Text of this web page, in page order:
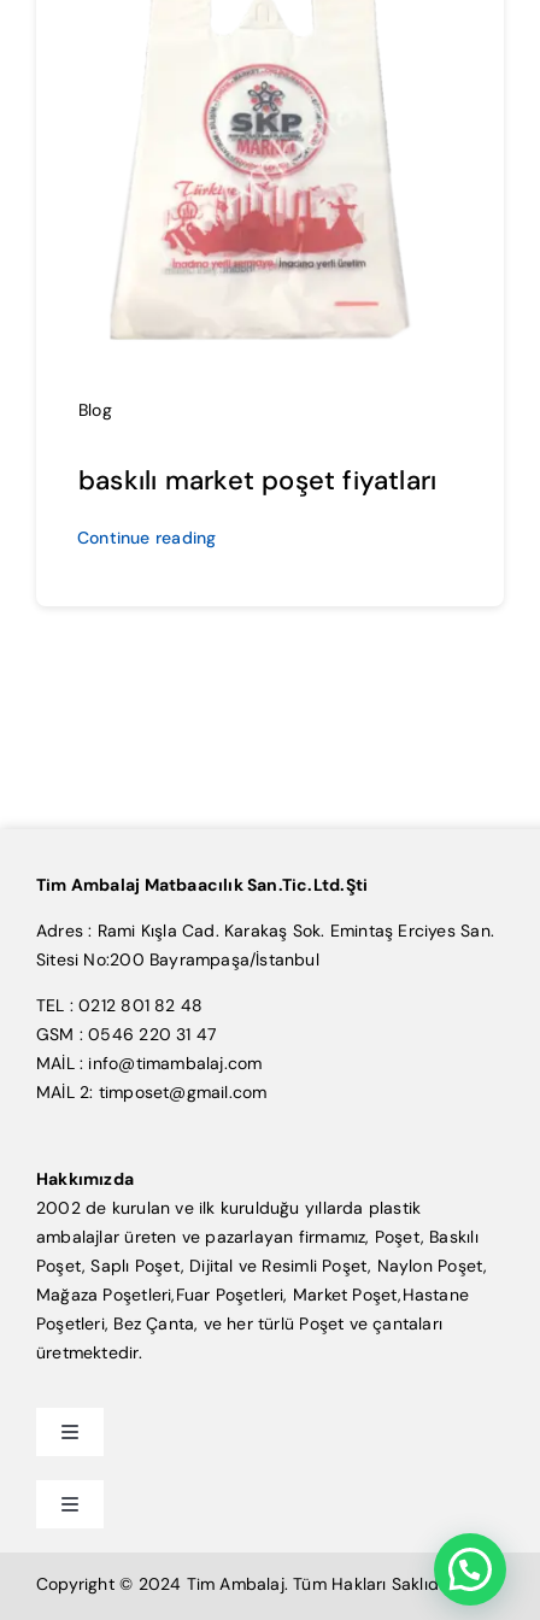
Blog
baskılı market poşet fiyatları
Continue reading
Tim Ambalaj Matbaacılık San.Tic.Ltd.Şti
Adres : Rami Kışla Cad. Karakaş Sok. Emintaş Erciyes San.
Sitesi No:200 Bayrampaşa/İstanbul
TEL : 0212 801 82 48
GSM : 0546 220 31 47
MAİL : info@timambalaj.com
MAİL 2: timposet@gmail.com
Hakkımızda
2002 de kurulan ve ilk kurulduğu yıllarda plastik
ambalajlar üreten ve pazarlayan firmamız, Poşet, Baskılı
Poşet, Saplı Poşet, Dijital ve Resimli Poşet, Naylon Poşet,
Mağaza Poşetleri,Fuar Poşetleri, Market Poşet,Hastane
Poşetleri, Bez Çanta, ve her türlü Poşet ve çantaları
üretmektedir.
Toggle
Anasayfa
Tim Ambalaj
Toggle
Copyright © 2024 Tim Ambalaj. Tüm Hakları Saklıdır.